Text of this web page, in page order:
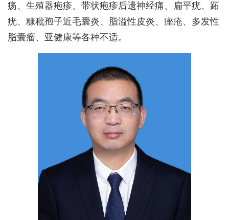
疡、生殖器疱疹、带状疱疹后遗神经痛、扁平疣、跖
疣、糠秕孢子近毛囊炎、脂溢性皮炎、痤疮、多发性
脂囊瘤、亚健康等各种不适。